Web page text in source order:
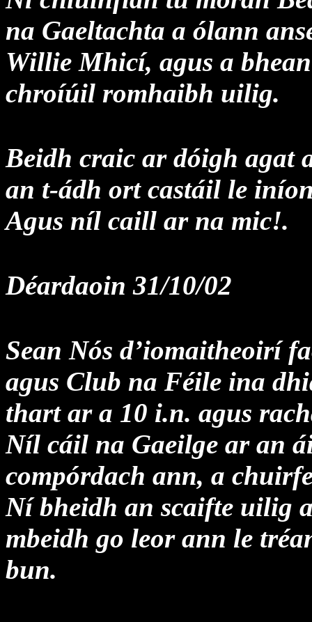
na Gaeltachta a ólann
Willie Mhicí, agus a
chroíúil romhaibh uilig.
Beidh craic ar dóigh agat
an t-ádh ort castáil le
Agus níl caill ar na mic!.
Déardaoin 31/10/02
Sean Nós d’iomaitheoirí
agus Club na Féile ina
thart ar a 10 i.n. agus
Níl cáil na Gaeilge ar an
compórdach ann, a
Ní bheidh an scaifte uilig
mbeidh go leor ann le
bun.